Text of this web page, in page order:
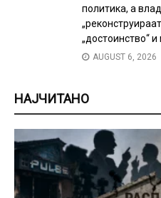
политика, а
„достоинство“
AUGUST 6, 2026
НАЈЧИТАНО